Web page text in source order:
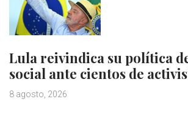
Lula reivindica su política
social ante cientos de
8 agosto, 2026